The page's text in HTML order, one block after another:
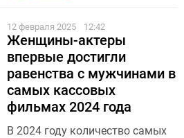
12 февраля 2025 12:42
Женщины-актеры
впервые достигли
равенства с мужчинами в
самых кассовых
фильмах 2024 года
В 2024 году количество самых